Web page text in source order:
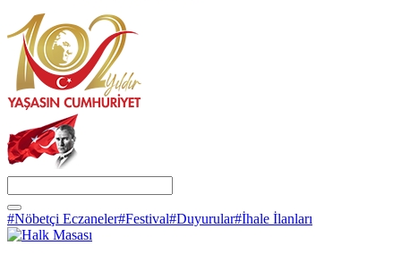
#Nöbetçi Eczaneler#Festival#Duyurular#İhale İlanları